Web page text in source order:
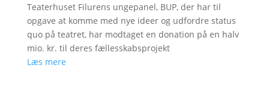
Teaterhuset Filurens ungepanel, BUP, der har til
opgave at komme med nye ideer og udfordre status
quo på teatret, har modtaget en donation på en halv
mio. kr. til deres fællesskabsprojekt
Læs mere